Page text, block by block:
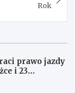
Rok
prawo jazdy
i 23